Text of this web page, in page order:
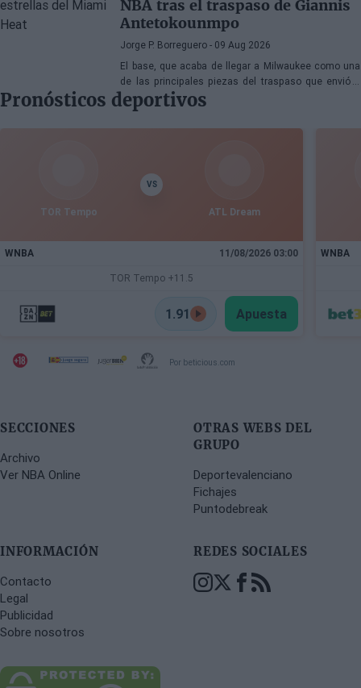
NBA tras el traspaso de Giannis
Antetokounmpo
Jorge P. Borreguero - 09 Aug 2026
El base, que acaba de llegar a Milwaukee como una
de las principales piezas del traspaso que envió a
Giannis Antetokounmpo a Miami, tiene clara su
prioridad
Pronósticos deportivos
TOR Tempo
VS
ATL Dream
WNBA 11/08/2026 03:00
TOR Tempo +11.5
1.91 Apuesta
WNBA
Por beticious.com
SECCIONES
Archivo
Ver NBA Online
OTRAS WEBS DEL
GRUPO
Deportevalenciano
Fichajes
Puntodebreak
INFORMACIÓN
Contacto
Legal
Publicidad
Sobre nosotros
REDES SOCIALES